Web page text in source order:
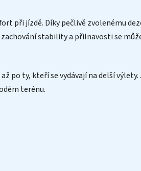
při jízdě. Díky pečlivě zvolenému
stability a přilnavosti se
po ty, kteří se vydávají na delší
terénu.